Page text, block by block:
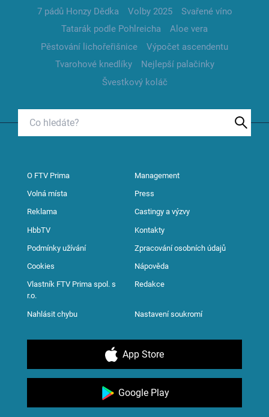
7 pádů Honzy Dědka
Volby 2025
Svařené víno
Tatarák podle Pohlreicha
Aloe vera
Pěstování lichořeřišnice
Výpočet ascendentu
Tvarohové knedlíky
Nejlepší palačinky
Švestkový koláč
O FTV Prima Management
Volná místa Press
Reklama Castingy a výzvy
HbbTV Kontakty
Podmínky užívání Zpracování osobních údajů
Cookies Nápověda
Vlastník FTV Prima spol. s
r.o.
Redakce
Nahlásit chybu Nastavení soukromí
App Store
Google Play